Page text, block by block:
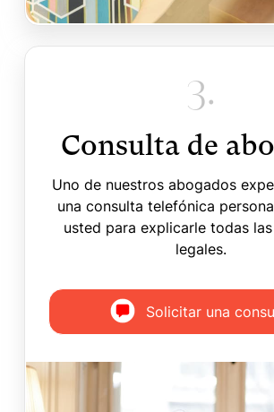
3.
Consulta de
Uno de nuestros abogados
una consulta telefónica
usted para explicarle todas
legales.
Solicitar una